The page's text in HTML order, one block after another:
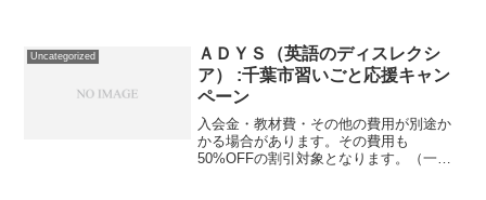
Uncategorized
ＡＤＹＳ（英語のディスレクシ
ア） :千葉市習いごと応援キャン
ペーン
入会金・教材費・その他の費用が別途か
かる場合があります。その費用も
50%OFFの割引対象となります。（一部